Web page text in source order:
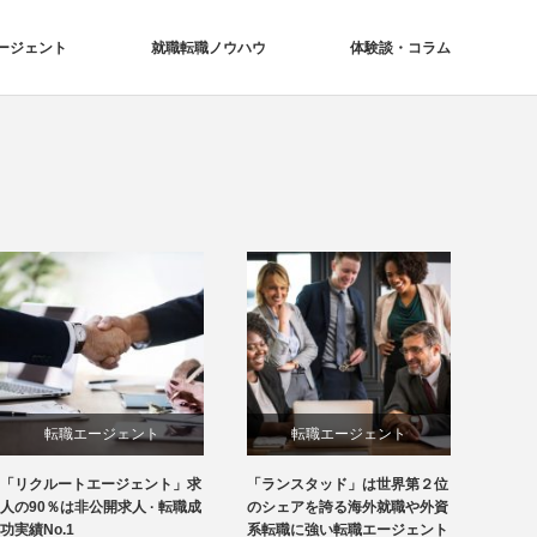
ジェント 就職転職ノウハウ 体験談・コラム
転職エージェント
「リクルートエージェント」求
人の90％は非公開求人 · 転職成
功実績No.1
転職エージェント
「ランスタッド」は世界第２位
のシェアを誇る海外就職や外資
系転職に強い転職エージェント